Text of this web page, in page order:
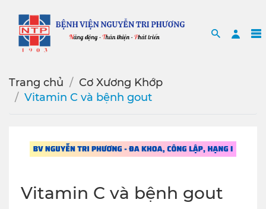
Search
Trang chủ
Cơ Xương Khớp
Vitamin C và bệnh gout
Vitamin C và bệnh gout